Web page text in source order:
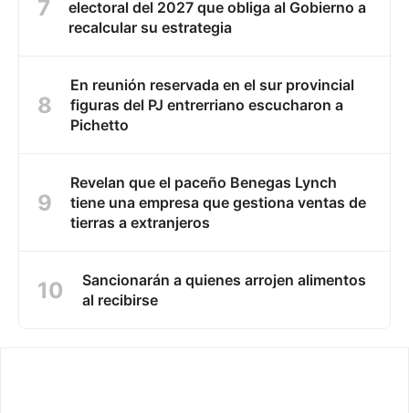
electoral del 2027 que obliga al Gobierno a
recalcular su estrategia
En reunión reservada en el sur provincial
figuras del PJ entrerriano escucharon a
Pichetto
Revelan que el paceño Benegas Lynch
tiene una empresa que gestiona ventas de
tierras a extranjeros
Sancionarán a quienes arrojen alimentos
al recibirse